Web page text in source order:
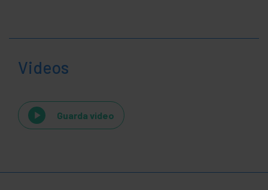
Videos
Guarda video